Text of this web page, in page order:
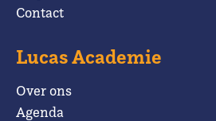
Contact
Lucas Academie
Over ons
Agenda